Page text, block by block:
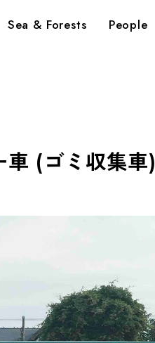
Sea & Forests People
(ゴミ収集車)